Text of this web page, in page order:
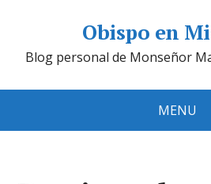
Obispo en
Blog personal de Monseñor
MENU